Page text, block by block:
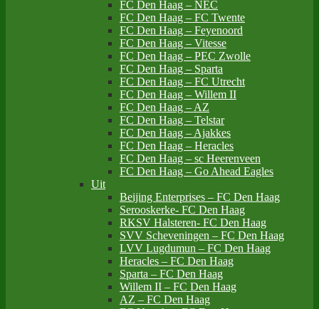
FC Den Haag – NEC
FC Den Haag – FC Twente
FC Den Haag – Feyenoord
FC Den Haag – Vitesse
FC Den Haag – PEC Zwolle
FC Den Haag – Sparta
FC Den Haag – FC Utrecht
FC Den Haag – Willem II
FC Den Haag – AZ
FC Den Haag – Telstar
FC Den Haag – Ajakkes
FC Den Haag – Heracles
FC Den Haag – sc Heerenveen
FC Den Haag – Go Ahead Eagles
Uit
Beijing Enterprises – FC Den Haag
Serooskerke- FC Den Haag
RKSV Halsteren- FC Den Haag
SVV Scheveningen – FC Den Haag
LVV Lugdumun – FC Den Haag
Heracles – FC Den Haag
Sparta – FC Den Haag
Willem II – FC Den Haag
AZ – FC Den Haag